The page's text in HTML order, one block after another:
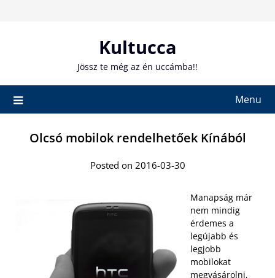
Kultucca
Jössz te még az én uccámba!!
Menu
Olcsó mobilok rendelhetőek Kínából
Posted on 2016-03-30
Manapság már
nem mindig
érdemes a
legújabb és
legjobb
mobilokat
megvásárolni,